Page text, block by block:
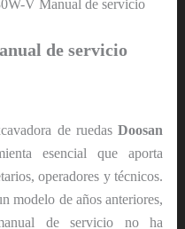
V Manual de servicio
de servicio
de ruedasDoosan
esencial que aporta
operadores y técnicos.
modelo de años anteriores,
de servicio no ha